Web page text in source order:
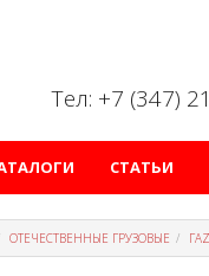
Тел: +7 (347)
СТАТЬИ
ОТЕЧЕСТВЕННЫЕ ГРУЗОВЫЕ ГАZ